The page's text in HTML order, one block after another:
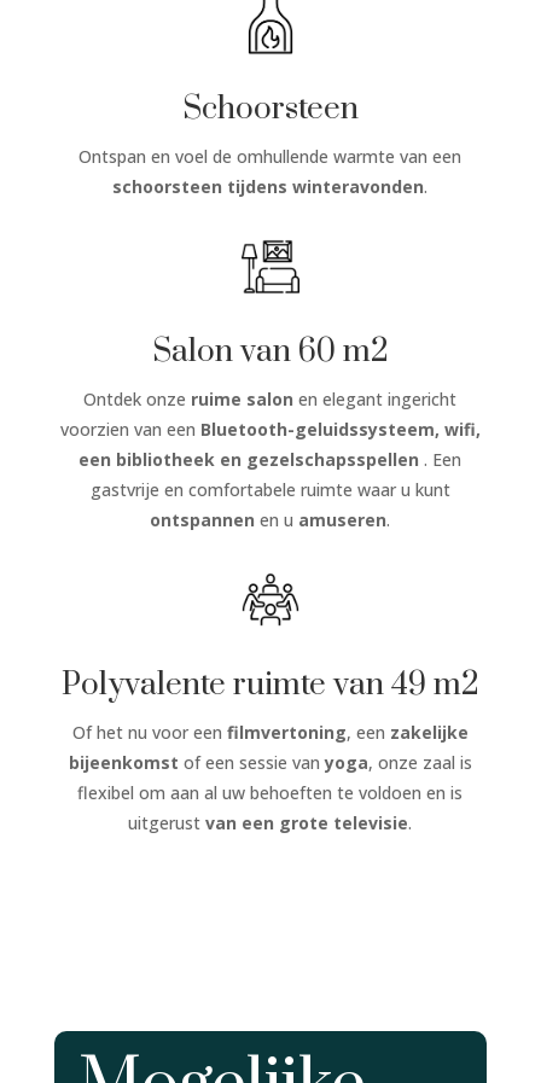
Schoorsteen
Ontspan en voel de omhullende warmte van een
schoorsteen tijdens winteravonden.
Salon van 60 m2
Ontdek onze ruime salon en elegant ingericht
voorzien van een Bluetooth-geluidssysteem, wifi,
een bibliotheek en gezelschapsspellen. Een
gastvrije en comfortabele ruimte waar u kunt
ontspannen en u amuseren.
Polyvalente ruimte van 49 m2
Of het nu voor een filmvertoning, een zakelijke
bijeenkomst of een sessie vanyoga, onze zaal is
flexibel om aan al uw behoeften te voldoen en is
uitgerustvan een grote televisie.